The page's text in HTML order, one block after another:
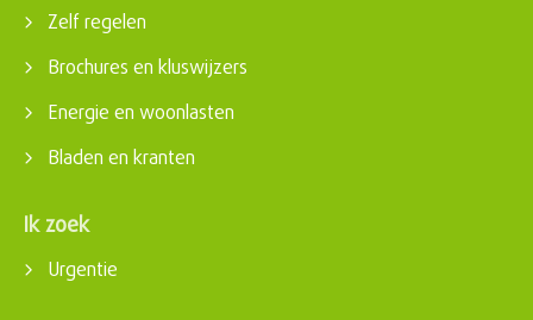
Zelf regelen
Brochures en kluswijzers
Energie en woonlasten
Bladen en kranten
Ik zoek
Urgentie